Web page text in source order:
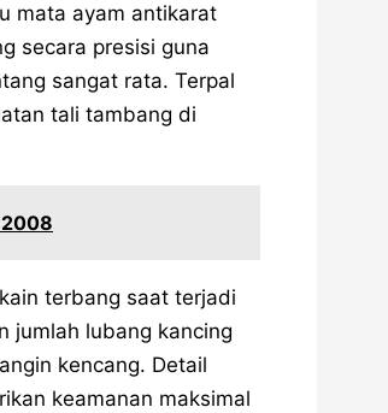
mata ayam antikarat
secara presisi guna
sangat rata. Terpal
tali tambang di
2008
terbang saat terjadi
jumlah lubang kancing
kencang. Detail
keamanan maksimal